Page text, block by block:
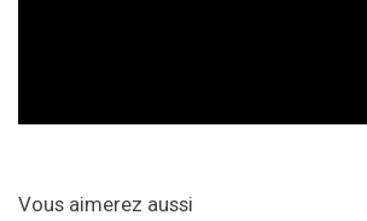
Vous aimerez aussi